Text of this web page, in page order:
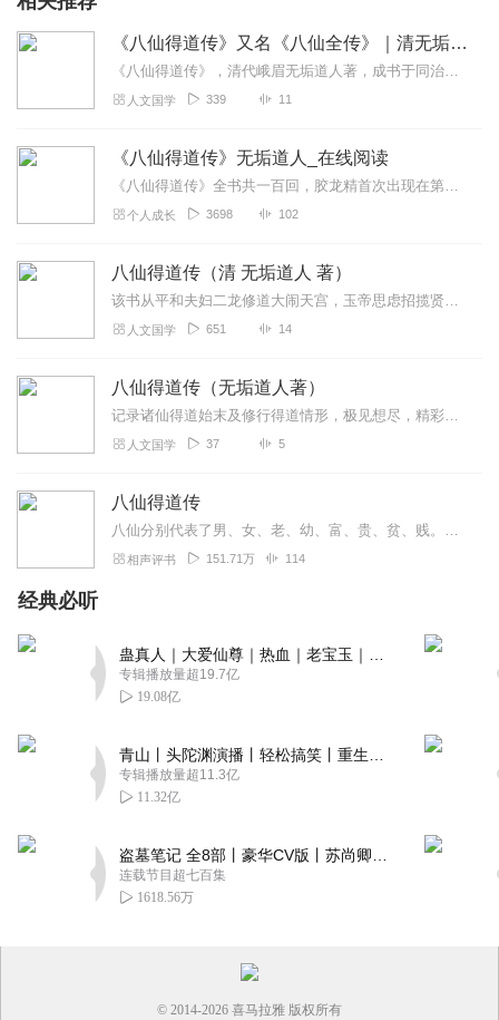
《八仙得道传》又名《八仙全传》｜清无垢道人百回巨著
《八仙得道传》，清代峨眉无垢道人著，成书于同治七年（1868年），又名《八仙全传》《八仙全书》，全书一百回，是系统记述八仙从凡人到得道的唯...
人文国学 339 11
《八仙得道传》无垢道人_在线阅读
《八仙得道传》全书共一百回，胶龙精首次出现在第八回与八仙中的张果老结下恩怨，此后更是与八仙纠葛不断，最终在第七十二回被钟离权、雷公和电母合力杀死。从出现到死亡，...
个人成长 3698 102
八仙得道传（清 无垢道人 著）
该书从平和夫妇二龙修道大闹天宫，玉帝思虑招揽贤人起，详细概述了李铁拐，张果老，钟离权，吕洞宾，蓝采和，韩湘子，何仙姑，曹国舅八仙得道过程始末。因作者深通玄理，在...
人文国学 651 14
八仙得道传（无垢道人著）
记录诸仙得道始末及修行得道情形，极见想尽，精彩绝伦。
人文国学 37 5
八仙得道传
八仙分别代表了男、女、老、幼、富、贵、贫、贱。八仙所持的檀板、扇、拐、笛、剑、葫芦、拂尘、花蓝等八物称为“八宝”，代表八仙之品。书中天上人间上下交错；仙、魔、人...
相声评书 151.71万 114
经典必听
专辑播放量超19.7亿
19.08亿
专辑播放量超11.3亿
11.32亿
连载节目超七百集
1618.56万
© 2014-2026 喜马拉雅 版权所有